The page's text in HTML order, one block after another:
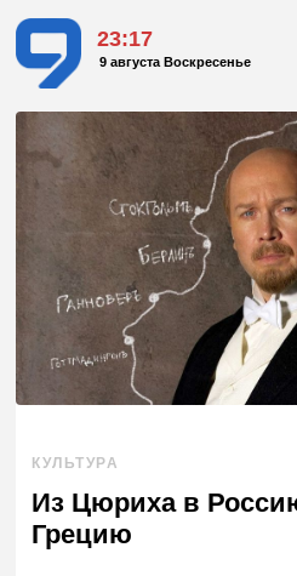
23:17
9 августа Воскресенье
КУЛЬТУРА
Из Цюриха в
Грецию